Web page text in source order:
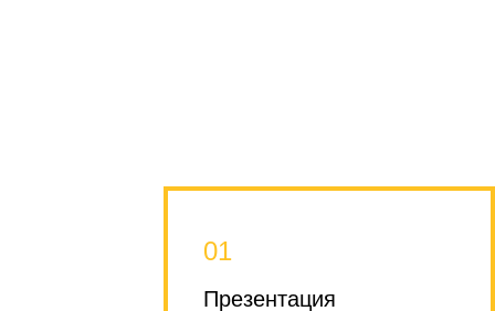
Презентация
01